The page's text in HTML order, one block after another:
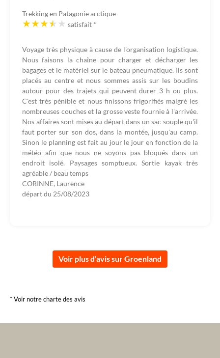
Trekking en Patagonie arctique
satisfait *
Voyage très physique à cause de l'organisation logistique.
Nous faisons la chaîne pour charger et décharger les
bagages et le matériel sur le bateau pneumatique. Ils sont
placés au centre et nous sommes assis sur les boudins
autour pour des trajets qui peuvent durer 3 h ou plus.
C'est très pénible et nous finissons frigorifiés malgré les
nombreuses couches et la grosse veste fournie à l'arrivée.
Nos affaires sont mises au départ dans un sac souple qu'il
faut porter sur son dos, dans la montée, jusqu'au camp.
Sinon le planning est fait au jour le jour en fonction de la
météo afin que nous ne soyons pas bloqués dans un
endroit isolé. Paysages somptueux. Sortie kayak très
agréable / beau temps
CORINNE, Laurence
départ du 25/08/2023
Voir plus d’avis sur Groenland
* Voir notre charte des avis